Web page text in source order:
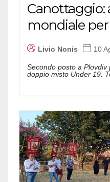
Canottaggio:
mondiale
Livio Nonis 10
Secondo posto a
doppio misto Under 19.